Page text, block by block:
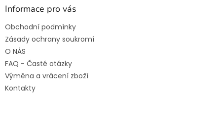
Informace pro vás
Obchodní podmínky
Zásady ochrany soukromí
O NÁS
FAQ - Časté otázky
Výměna a vrácení zboží
Kontakty